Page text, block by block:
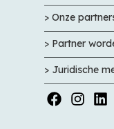
> Onze
> Partner
> Juridische